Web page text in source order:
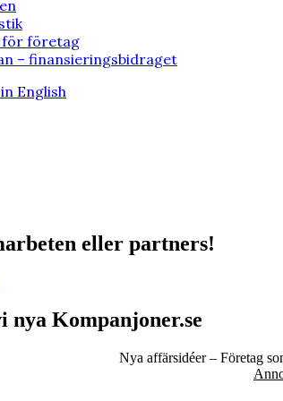
för företag
– finansieringsbidraget
English
eller partners!
nya Kompanjoner.se
Nya affärsidéer – Företag